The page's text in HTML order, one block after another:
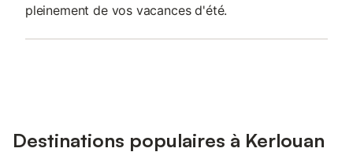
pleinement de vos vacances d'été.
Destinations populaires à Kerlouan